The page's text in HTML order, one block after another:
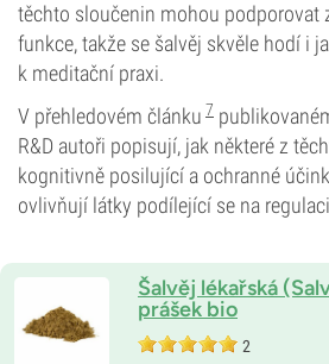
těchto sloučenin mohou podporovat
funkce, takže se šalvěj skvěle hodí i
k meditační praxi.
V přehledovém článku 7
R&D autoři popisují, jak některé z
kognitivně posilující a ochranné
ovlivňují látky podílející se na
Šalvěj lékařská
prášek bio
2